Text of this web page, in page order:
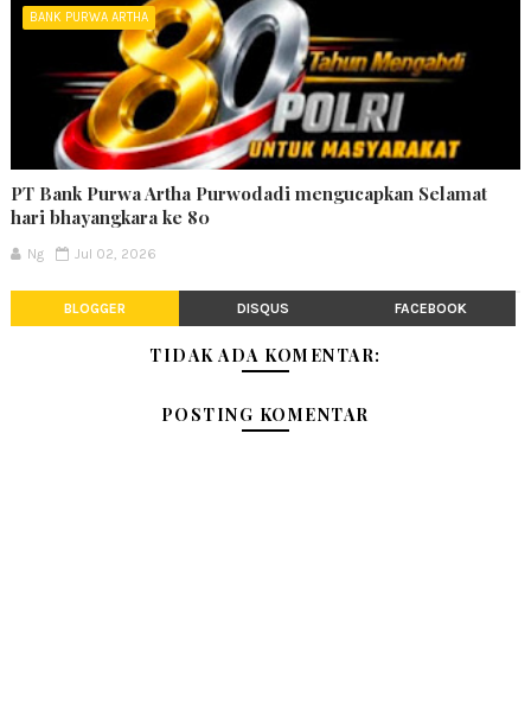
BANK PURWA ARTHA
PT Bank Purwa Artha Purwodadi mengucapkan Selamat
hari bhayangkara ke 80
Ng Jul 02, 2026
BLOGGER DISQUS FACEBOOK
TIDAK ADA KOMENTAR:
POSTING KOMENTAR